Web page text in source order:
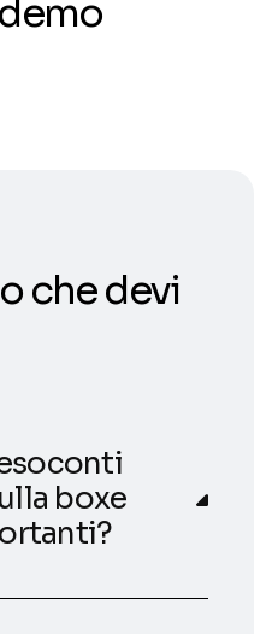
che devi
boxe